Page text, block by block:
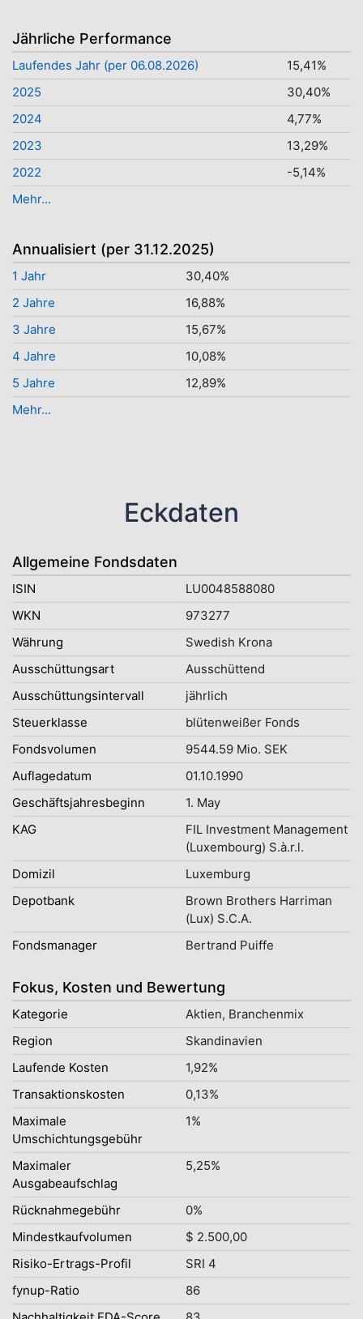
Jährliche Performance
Laufendes Jahr (per 06.08.2026)
15,41%
2025
30,40%
2024
4,77%
2023
13,29%
2022
-5,14%
Mehr...
Annualisiert (per 31.12.2025)
1 Jahr
30,40%
2 Jahre
16,88%
3 Jahre
15,67%
4 Jahre
10,08%
5 Jahre
12,89%
Mehr...
Eckdaten
Allgemeine Fondsdaten
ISIN
LU0048588080
WKN
973277
Währung
Swedish Krona
Ausschüttungsart
Ausschüttend
Ausschüttungsintervall
jährlich
Steuerklasse
blütenweißer Fonds
Fondsvolumen
9544.59 Mio. SEK
Auflagedatum
01.10.1990
Geschäftsjahresbeginn
1. May
KAG
FIL Investment Management
(Luxembourg) S.à.r.l.
Domizil
Luxemburg
Depotbank
Brown Brothers Harriman
(Lux) S.C.A.
Fondsmanager
Bertrand Puiffe
Fokus, Kosten und Bewertung
Kategorie
Aktien, Branchenmix
Region
Skandinavien
Laufende Kosten
1,92%
Transaktionskosten
0,13%
Maximale
Umschichtungsgebühr
1%
Maximaler
Ausgabeaufschlag
5,25%
Rücknahmegebühr
0%
Mindestkaufvolumen
$ 2.500,00
Risiko-Ertrags-Profil
SRI 4
fynup-Ratio
86